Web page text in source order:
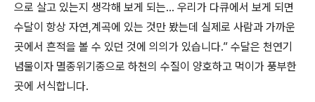
으로 살고 있는지 생각해 보게 되는... 우리가 다큐에서 보게 되면
수달이 항상 자연,계곡에 있는 것만 봤는데 실제로 사람과 가까운
곳에서 흔적을 볼 수 있던 것에 의의가 있습니다.” 수달은 천연기
념물이자 멸종위기종으로 하천의 수질이 양호하고 먹이가 풍부한
곳에 서식합니다.